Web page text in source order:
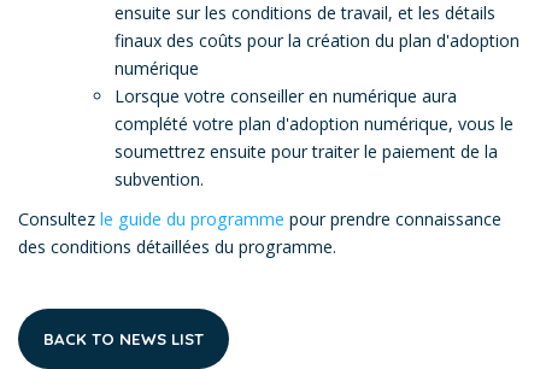
ensuite sur les conditions de travail, et les détails
finaux des coûts pour la création du plan d'adoption
numérique
Lorsque votre conseiller en numérique aura
complété votre plan d'adoption numérique, vous le
soumettrez ensuite pour traiter le paiement de la
subvention.
Consultez le guide du programme pour prendre connaissance
des conditions détaillées du programme.
BACK TO NEWS LIST